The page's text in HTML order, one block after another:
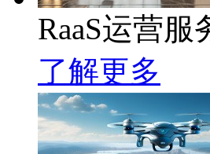
RaaS运营服
了解更多